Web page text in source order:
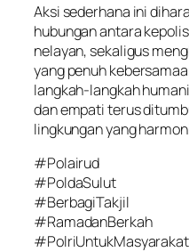
Aksi sederhana ini
hubungan antara
nelayan, sekaligus
yang penuh
langkah-langkah
dan empati terus
lingkungan yang
#Polairud
#PoldaSulut
#BerbagiTakjil
#RamadanBerkah
#PolriUntukMasyarakat